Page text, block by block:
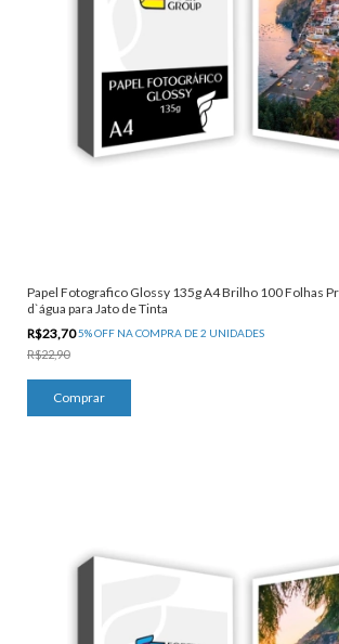
Papel Fotografico Glossy 135g A4 Brilho 100 Folhas
d`água para Jato de Tinta
R$23,705% OFF NA COMPRA DE 2 UNIDADES
R$22,90